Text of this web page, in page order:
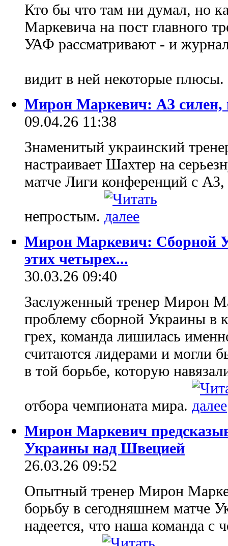
Кто бы что там ни думал, но
Маркевича на пост главного
УАФ рассматривают - и
видит в ней некоторые плюсы.
Мирон Маркевич: АЗ силен,
09.04.26 11:38
Знаменитый украинский
настраивает Шахтер на
матче Лиги конференций с АЗ,
непростым.
Мирон Маркевич: Сборной
этих четырех...
30.03.26 09:40
Заслуженный тренер Мирон
проблему сборной Украины в
грех, команда лишилась
считаются лидерами и могли
в той борьбе, которую
отбора чемпионата мира.
Мирон Маркевич
Украины над Швецией
26.03.26 09:52
Опытный тренер Мирон
борьбу в сегодняшнем матче
надеется, что наша команда с